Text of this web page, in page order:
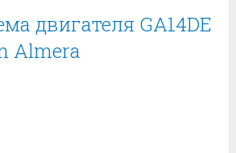
двигателя GA14DE
Almera